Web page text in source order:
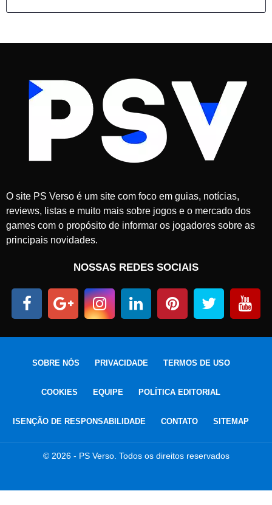
O site PS Verso é um site com foco em guias, notícias,
reviews, listas e muito mais sobre jogos e o mercado dos
games com o propósito de informar os jogadores sobre as
principais novidades.
NOSSAS REDES SOCIAIS
SOBRE NÓS PRIVACIDADE TERMOS DE USO
COOKIES EQUIPE POLÍTICA EDITORIAL
ISENÇÃO DE RESPONSABILIDADE CONTATO SITEMAP
© 2026 - PS Verso. Todos os direitos reservados